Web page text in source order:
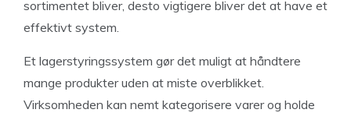
sortimentet bliver, desto vigtigere bliver det at have et
effektivt system.
Et lagerstyringssystem gør det muligt at håndtere
mange produkter uden at miste overblikket.
Virksomheden kan nemt kategorisere varer og holde